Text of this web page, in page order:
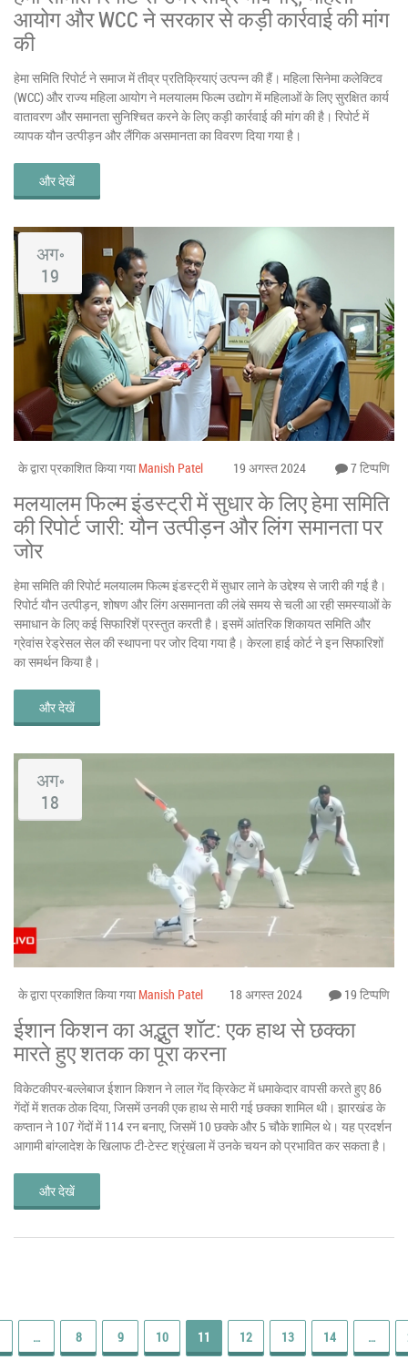
आयोग और WCC ने सरकार से कड़ी कार्रवाई की मांग
की
हेमा समिति रिपोर्ट ने समाज में तीव्र प्रतिक्रियाएं उत्पन्न की हैं। महिला सिनेमा कलेक्टिव
(WCC) और राज्य महिला आयोग ने मलयालम फिल्म उद्योग में महिलाओं के लिए सुरक्षित कार्य
वातावरण और समानता सुनिश्चित करने के लिए कड़ी कार्रवाई की मांग की है। रिपोर्ट में
व्यापक यौन उत्पीड़न और लैंगिक असमानता का विवरण दिया गया है।
और देखें
अग॰
19
के द्वारा प्रकाशित किया गया Manish Patel 19 अगस्त 2024 7 टिप्पणि
मलयालम फिल्म इंडस्ट्री में सुधार के लिए हेमा समिति
की रिपोर्ट जारी: यौन उत्पीड़न और लिंग समानता पर
जोर
हेमा समिति की रिपोर्ट मलयालम फिल्म इंडस्ट्री में सुधार लाने के उद्देश्य से जारी की गई है।
रिपोर्ट यौन उत्पीड़न, शोषण और लिंग असमानता की लंबे समय से चली आ रही समस्याओं के
समाधान के लिए कई सिफारिशें प्रस्तुत करती है। इसमें आंतरिक शिकायत समिति और
ग्रेवांस रेड्रेसल सेल की स्थापना पर जोर दिया गया है। केरला हाई कोर्ट ने इन सिफारिशों
का समर्थन किया है।
और देखें
अग॰
18
के द्वारा प्रकाशित किया गया Manish Patel 18 अगस्त 2024 19 टिप्पणि
ईशान किशन का अद्भुत शॉट: एक हाथ से छक्का
मारते हुए शतक का पूरा करना
विकेटकीपर-बल्लेबाज ईशान किशन ने लाल गेंद क्रिकेट में धमाकेदार वापसी करते हुए 86
गेंदों में शतक ठोक दिया, जिसमें उनकी एक हाथ से मारी गई छक्का शामिल थी। झारखंड के
कप्तान ने 107 गेंदों में 114 रन बनाए, जिसमें 10 छक्के और 5 चौके शामिल थे। यह प्रदर्शन
आगामी बांग्लादेश के खिलाफ टी-टेस्ट श्रृंखला में उनके चयन को प्रभावित कर सकता है।
और देखें
… 8 9 10 11 12 13 14 …